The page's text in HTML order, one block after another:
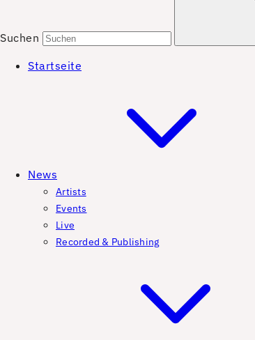
Suchen
Startseite
News
Artists
Events
Live
Recorded & Publishing